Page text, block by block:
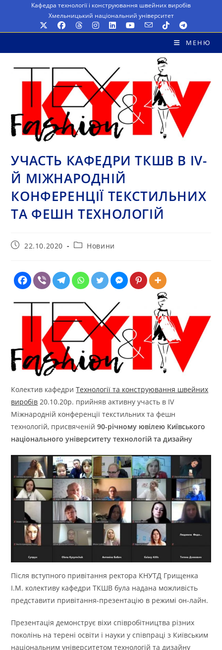
вмісту
Кафедра технології і конструювання швейних виробів
Хмельницький національний університет
МЕНЮ
УЧАСТЬ КАФЕДРИ ТКШВ В IV-
Й МІЖНАРОДНІЙ
КОНФЕРЕНЦІЇ ТЕКСТИЛЬНИХ
ТА ФЕШН ТЕХНОЛОГІЙ
Запис22.10.2020
Категорія
Новини
Колектив кафедриТехнології та конструювання швейних
виробів 20.10.20р. прийняв активну участь в IV
Міжнародній конференції текстильних та фешн
технологій, присвяченій 90-річному ювілею Київського
національного університету технологій та дизайну
Після вступного привітання ректора КНУТД Грищенка
І.М. колективу кафедри ТКШВ була надана можливість
представити привітання-презентацію в режимі он-лайн.
Презентація демонструє віхи співробітництва різних
поколінь на терені освіти і науки у співпраці з Київським
національним університетом технологій та дизайну